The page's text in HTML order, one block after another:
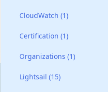
CloudWatch(1)
Certification(1)
Organizations(1)
Lightsail(15)